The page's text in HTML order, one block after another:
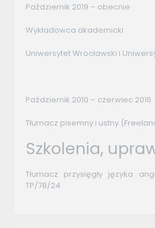
Październik 2019 – obecnie
Wykładowca akademicki
Uniwersytet Wrocławski i
Październik 2010 – czerwiec 2016
Tłumacz pisemny i ustny
Szkolenia,
Tłumacz przysięgły języka
TP/78/24